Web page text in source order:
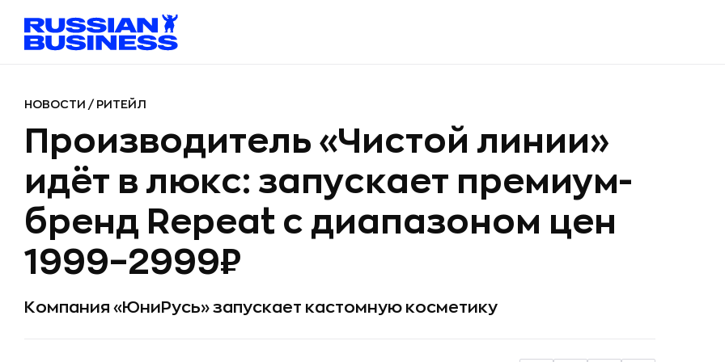
НОВОСТИ / РИТЕЙЛ
Производитель «Чистой линии»
идёт в люкс: запускает премиум-
бренд Repeat с диапазоном цен
1999–2999₽
Компания «ЮниРусь» запускает кастомную косметику